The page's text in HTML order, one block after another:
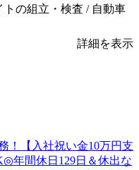
の組立・検査 / 自動車
詳細を表示